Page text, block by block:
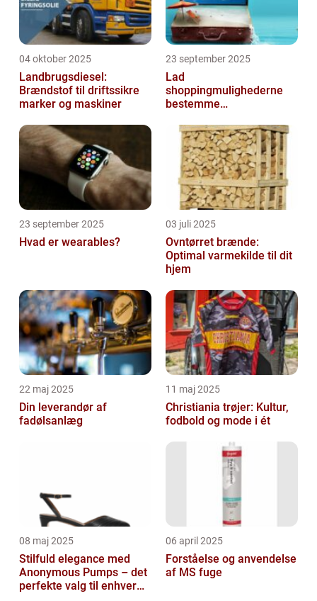
04 oktober 2025
Landbrugsdiesel:
Brændstof til driftssikre
marker og maskiner
23 september 2025
Lad
shoppingmulighederne
bestemme
23 september 2025
Hvad er wearables?
03 juli 2025
Ovntørret brænde:
Optimal varmekilde til dit
hjem
22 maj 2025
Din leverandør af
fadølsanlæg
11 maj 2025
Christiania trøjer: Kultur,
fodbold og mode i ét
08 maj 2025
Stilfuld elegance med
Anonymous Pumps – det
perfekte valg til enhver
06 april 2025
Forståelse og anvendelse
af MS fuge